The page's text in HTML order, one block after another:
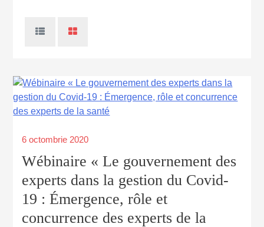
6 octombrie 2020
Wébinaire « Le gouvernement des
experts dans la gestion du Covid-
19 : Émergence, rôle et
concurrence des experts de la